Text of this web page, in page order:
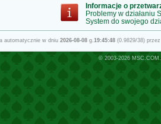
Informacje o
Problemy w działaniu
System do swojego
automatycznie w dniu 2026-08-08g.19:45:48(0.9829/38)
© 2003-2026